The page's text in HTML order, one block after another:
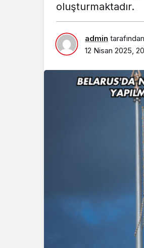
oluşturmaktadır.
admin
12 Nisan 2025,